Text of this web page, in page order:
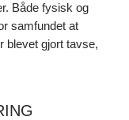
Både fysisk og
samfundet at
blevet gjort tavse,